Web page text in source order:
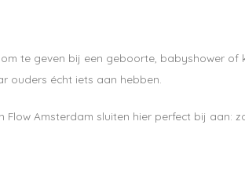
te geven bij een geboorte, babyshower of
ouders écht iets aan hebben.
Amsterdam sluiten hier perfect bij aan: